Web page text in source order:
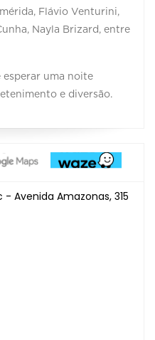
Flávio Venturini,
Nayla Brizard, entre
esperar uma noite
e diversão.
Avenida Amazonas, 315